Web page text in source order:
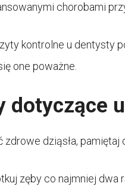
chorobami
kontrolne u dentysty
one poważne.
dotyczące
zdrowe dziąsła, pamiętaj
zęby co najmniej dwa